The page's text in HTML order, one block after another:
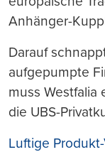
Anhänger-
Darauf
aufgepumpte
muss
die UBS-
Luftige